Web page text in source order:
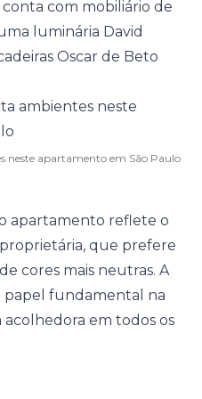
conta com mobiliário de
luminária David
Oscar de Beto
neste apartamento em São Paulo
apartamento reflete o
que prefere
cores mais neutras. A
papel fundamental na
em todos os